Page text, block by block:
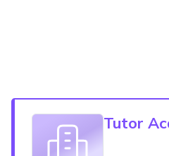
Tutor